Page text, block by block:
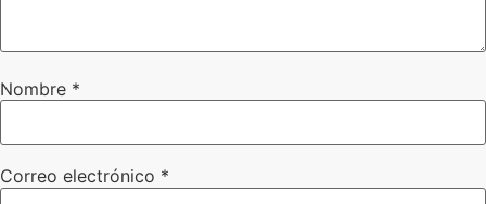
Nombre *
Correo electrónico *